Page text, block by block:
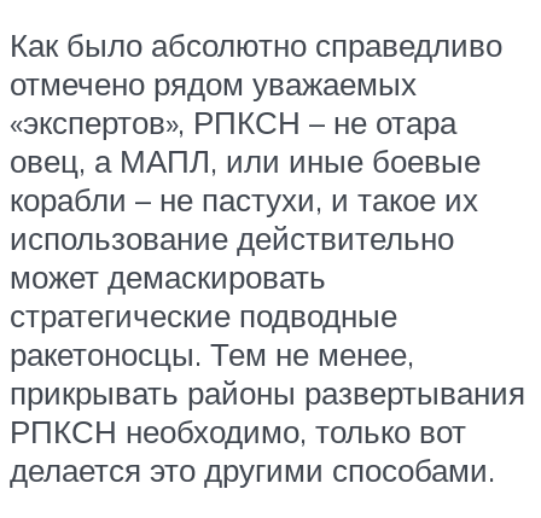
Как было абсолютно справедливо
отмечено рядом уважаемых
«экспертов», РПКСН – не отара
овец, а МАПЛ, или иные боевые
корабли – не пастухи, и такое их
использование действительно
может демаскировать
стратегические подводные
ракетоносцы. Тем не менее,
прикрывать районы развертывания
РПКСН необходимо, только вот
делается это другими способами.